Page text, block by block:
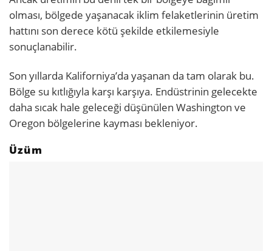
olması, bölgede yaşanacak iklim felaketlerinin üretim
hattını son derece kötü şekilde etkilemesiyle
sonuçlanabilir.
Son yıllarda Kaliforniya’da yaşanan da tam olarak bu.
Bölge su kıtlığıyla karşı karşıya. Endüstrinin gelecekte
daha sıcak hale geleceği düşünülen Washington ve
Oregon bölgelerine kayması bekleniyor.
Üzüm